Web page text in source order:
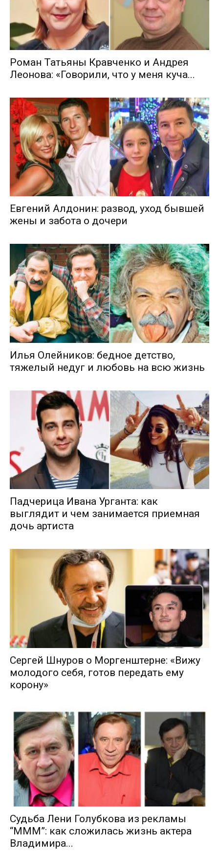
Роман Татьяны Кравченко и Андрея
Леонова: «Говорили, что у меня куча...
Евгений Алдонин: развод, уход бывшей
жены и забота о дочери
Илья Олейников: бедное детство,
тяжелый недуг и любовь на всю жизнь
Падчерица Ивана Урганта: как
выглядит и чем занимается приемная
дочь артиста
Сергей Шнуров о Моргенштерне: «Вижу
молодого себя, готов передать ему
корону»
Судьба Лени Голубкова из рекламы
“МММ”: как сложилась жизнь актера
Владимира...